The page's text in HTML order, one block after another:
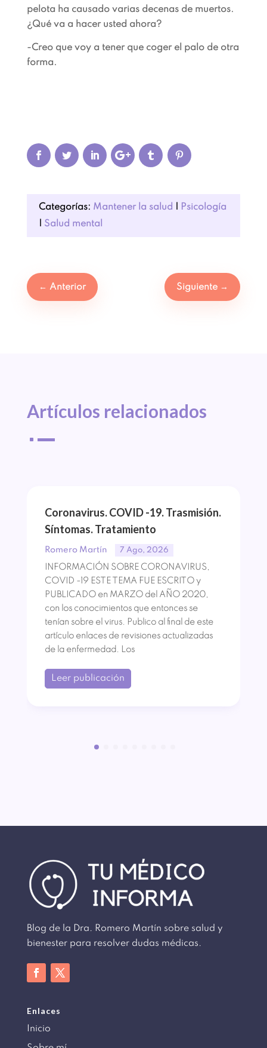
pelota ha causado varias decenas de muertos.
¿Qué va a hacer usted ahora?
-Creo que voy a tener que coger el palo de otra
forma.
Categorías: Mantener la salud
Psicología
Salud mental
← Anterior Siguiente →
Artículos relacionados
^
Coronavirus. COVID -19. Trasmisión.
Síntomas. Tratamiento
Romero Martín 7 Ago, 2026
INFORMACIÓN SOBRE CORONAVIRUS,
COVID -19 ESTE TEMA FUE ESCRITO y
PUBLICADO en MARZO del AÑO 2020,
con los conocimientos que entonces se
tenían sobre el virus. Publico al final de este
artículo enlaces de revisiones actualizadas
de la enfermedad. Los
Leer publicación
Blog de la Dra. Romero Martín sobre salud y
bienester para resolver dudas médicas.
Enlaces
Inicio